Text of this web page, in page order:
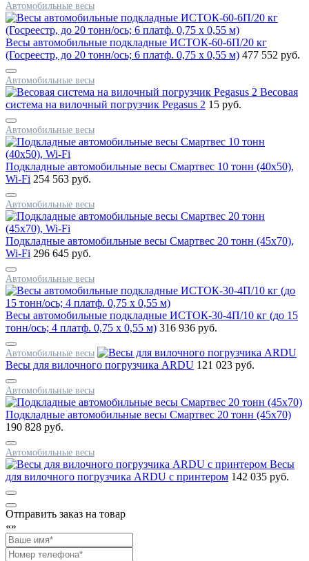
Автомобильные весы
Весы автомобильные подкладные ИСТОК-60-6П/20 кг
(Госреестр, до 20 тонн/ось; 6 платф. 0,75 х 0,55 м) 477 552 руб.
Автомобильные весы
Весовая
система на вилочный погрузчик Pegasus 2 15 руб.
Автомобильные весы
Подкладные автомобильные весы Смартвес 10 тонн (40x50),
Wi-Fi 254 563 руб.
Автомобильные весы
Подкладные автомобильные весы Смартвес 20 тонн (45x70),
Wi-Fi 296 645 руб.
Автомобильные весы
Весы автомобильные подкладные ИСТОК-30-4П/10 кг (до 15
тонн/ось; 4 платф. 0,75 х 0,55 м) 316 936 руб.
Автомобильные весы
Весы для вилочного погрузчика ARDU 121 023 руб.
Автомобильные весы
Подкладные автомобильные весы Смартвес 20 тонн (45x70)
190 828 руб.
Автомобильные весы
Весы
для вилочного погрузчика ARDU с принтером 142 035 руб.
Отправить заказ на товар
«»